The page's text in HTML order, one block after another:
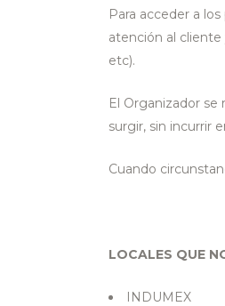
Para acceder a
atención al cliente
etc).
El Organizador
surgir, sin incurrir
Cuando
LOCALES QUE
INDUMEX